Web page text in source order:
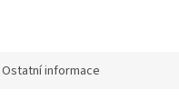
Ostatní informace